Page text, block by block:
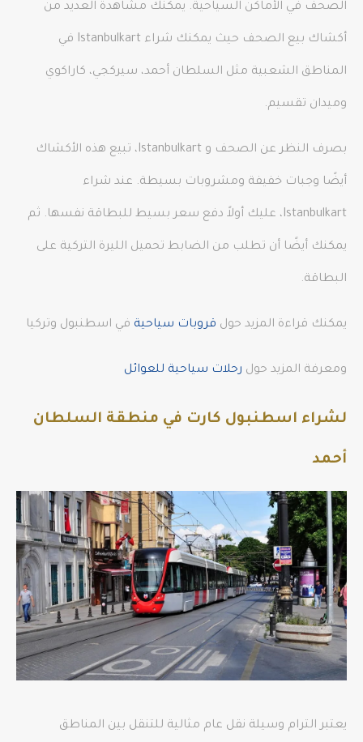
الصحف في الأماكن السياحية. يمكنك مشاهدة العديد من
أكشاك بيع الصحف حيث يمكنك شراء Istanbulkart في
المناطق الشعبية مثل السلطان أحمد، سيركجي، كاراكوي
وميدان تقسيم.
بصرف النظر عن الصحف و Istanbulkart، تبيع هذه الأكشاك
أيضًا وجبات خفيفة ومشروبات بسيطة. عند شراء
Istanbulkart، عليك أولاً دفع سعر بسيط للبطاقة نفسها. ثم
يمكنك أيضًا أن تطلب من الضابط تحميل الليرة التركية على
البطاقة.
يمكنك قراءة المزيد حول قروبات سياحية في اسطنبول وتركيا
ومعرفة المزيد حول رحلات سياحية للعوائل
لشراء اسطنبول كارت في منطقة السلطان
أحمد
يعتبر الترام وسيلة نقل عام مثالية للتنقل بين المناطق